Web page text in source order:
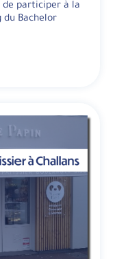
de participer à la
Bachelor